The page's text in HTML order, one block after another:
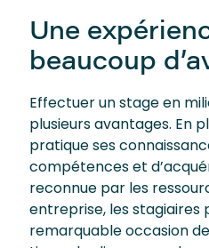
Une
beaucoup
Effectuer un stage en
plusieurs avantages. En
pratique ses
compétences et
reconnue par les
entreprise, les stagiaires
remarquable occasion